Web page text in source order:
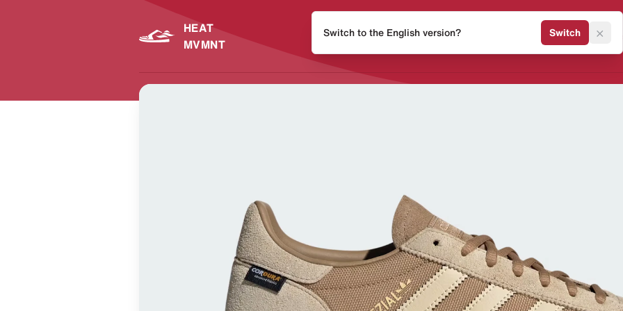
HEAT
MVMNT
Release Kalender Sneaker
Switch to the English version? Switch ×